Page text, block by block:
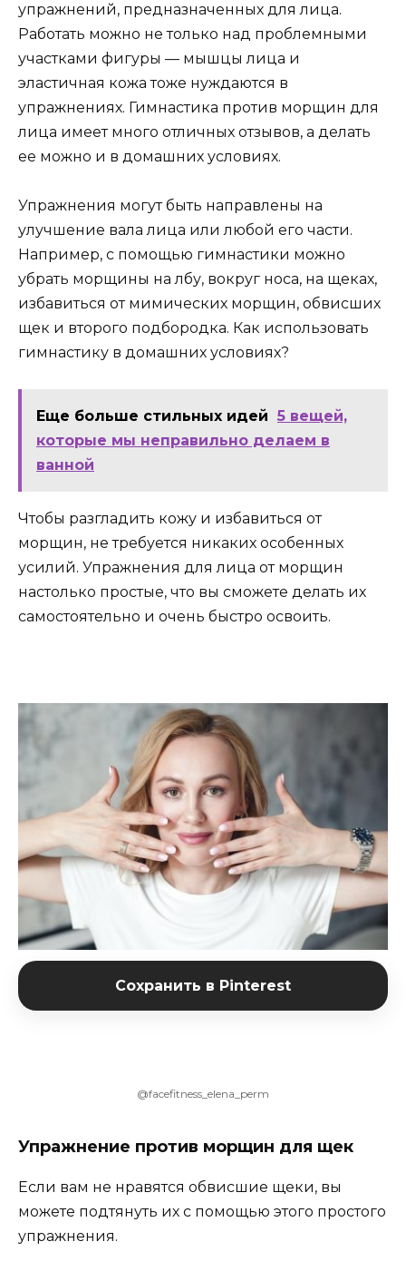
упражнений, предназначенных для лица.
Работать можно не только над проблемными
участками фигуры — мышцы лица и
эластичная кожа тоже нуждаются в
упражнениях. Гимнастика против морщин для
лица имеет много отличных отзывов, а делать
ее можно и в домашних условиях.
Упражнения могут быть направлены на
улучшение вала лица или любой его части.
Например, с помощью гимнастики можно
убрать морщины на лбу, вокруг носа, на щеках,
избавиться от мимических морщин, обвисших
щек и второго подбородка. Как использовать
гимнастику в домашних условиях?
Еще больше стильных идей 5 вещей,
которые мы неправильно делаем в
ванной
Чтобы разгладить кожу и избавиться от
морщин, не требуется никаких особенных
усилий. Упражнения для лица от морщин
настолько простые, что вы сможете делать их
самостоятельно и очень быстро освоить.
Сохранить в Pinterest
@facefitness_elena_perm
Упражнение против морщин для щек
Если вам не нравятся обвисшие щеки, вы
можете подтянуть их с помощью этого простого
упражнения.